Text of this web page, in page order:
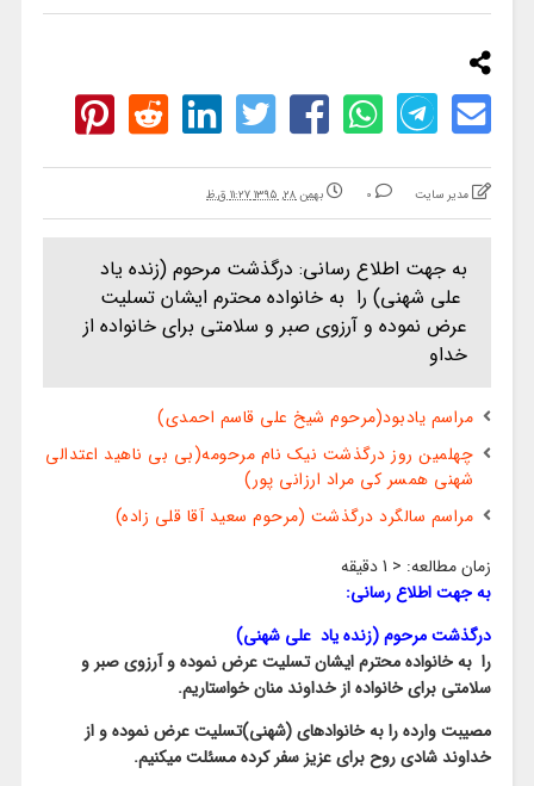
مدیر سایت 0 بهمن ۲۸, ۱۳۹۵ ۱۱:۲۷ ق.ظ
به جهت اطلاع رسانی: درگذشت مرحوم (زنده یاد
علی شهنی) را به خانواده محترم ایشان تسلیت
عرض نموده و آرزوی صبر و سلامتی برای خانواده از
خداو
مراسم یادبود(مرحوم شیخ علی قاسم احمدی)
چهلمین روز درگذشت نیک نام مرحومه(بی بی ناهید اعتدالی
شهنی همسر کی مراد ارزانی پور)
مراسم سالگرد درگذشت (مرحوم سعید آقا قلی زاده)
زمان مطالعه: < 1 دقیقه
به جهت اطلاع رسانی:
درگذشت مرحوم (زنده یاد علی شهنی)
را به خانواده محترم ایشان تسلیت عرض نموده و آرزوی صبر و
سلامتی برای خانواده از خداوند منان خواستاریم.
مصیبت وارده را به خانوادهای (شهنی)تسلیت عرض نموده و از
خداوند شادی روح برای عزیز سفر کرده مسئلت میکنیم.